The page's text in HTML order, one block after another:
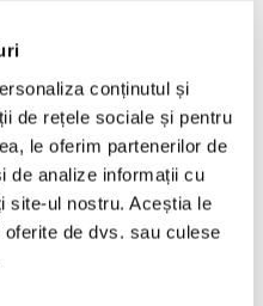
conținutul și
de rețele sociale și pentru
le oferim partenerilor de
de analize informații cu
site-ul nostru. Aceștia le
de dvs. sau culese